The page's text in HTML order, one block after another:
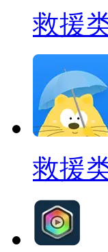
救援
救援